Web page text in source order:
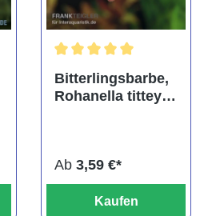
Bitterlingsbarbe,
Rohanella titteya,
Ab 3,59 €*
Kaufen